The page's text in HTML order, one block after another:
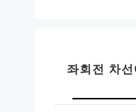
좌회전 차